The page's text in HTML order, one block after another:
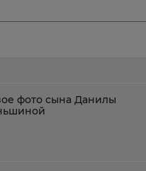
фото сына Данилы